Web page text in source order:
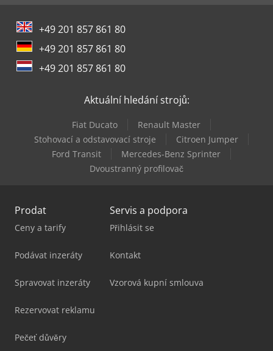
Jlg M600Jp
Jlg Pecolift
Jlg Toucan T12E
Jlg X20J Plus
+49 201 857 861 80
+49 201 857 861 80
+49 201 857 861 80
Aktuální hledání strojů:
Fiat Ducato
Renault Master
Stohovací a odstavovací stroje
Citroen Jumper
Ford Transit
Mercedes-Benz Sprinter
Dvoustranný profilovač
Prodat
Ceny a tarify
Podávat inzeráty
Spravovat inzeráty
Rezervovat reklamu
Pečeť důvěry
Servis a podpora
Přihlásit se
Kontakt
Vzorová kupní smlouva